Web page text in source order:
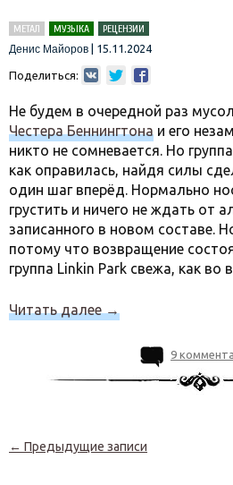
МЕТАЛ МУЗЫКА
РЕЦЕНЗИИ
Денис Майоров
15.11.2024
Поделиться:
Не будем в очередной раз
Честера Беннингтона и его
никто не сомневается. Но
как оправилась, найдя силы
один шаг вперёд. Нормально
грустить и ничего не ждать от
записанного в новом составе.
потому что возвращение
группа Linkin Park свежа, как во
Читать далее→
9
Навигация по записям
← Предыдущие записи